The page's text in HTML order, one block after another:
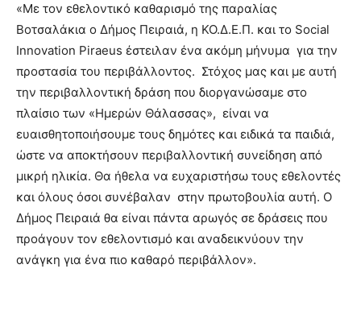
«Με τον εθελοντικό καθαρισμό της παραλίας
Βοτσαλάκια ο Δήμος Πειραιά, η ΚΟ.Δ.Ε.Π. και το Social
Innovation Piraeus έστειλαν ένα ακόμη μήνυμα για την
προστασία του περιβάλλοντος. Στόχος μας και με αυτή
την περιβαλλοντική δράση που διοργανώσαμε στο
πλαίσιο των «Ημερών Θάλασσας», είναι να
ευαισθητοποιήσουμε τους δημότες και ειδικά τα παιδιά,
ώστε να αποκτήσουν περιβαλλοντική συνείδηση από
μικρή ηλικία. Θα ήθελα να ευχαριστήσω τους εθελοντές
και όλους όσοι συνέβαλαν στην πρωτοβουλία αυτή. Ο
Δήμος Πειραιά θα είναι πάντα αρωγός σε δράσεις που
προάγουν τον εθελοντισμό και αναδεικνύουν την
ανάγκη για ένα πιο καθαρό περιβάλλον».